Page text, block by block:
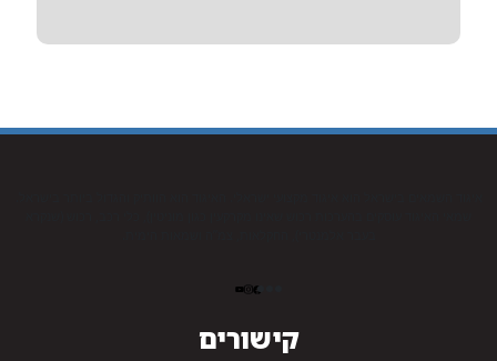
קישורים